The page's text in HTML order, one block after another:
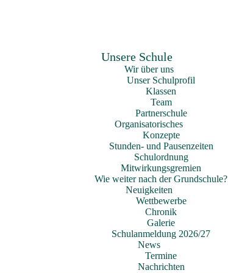
Unsere Schule
Wir über uns
Unser Schulprofil
Klassen
Team
Partnerschule
Organisatorisches
Konzepte
Stunden- und Pausenzeiten
Schulordnung
Mitwirkungsgremien
Wie weiter nach der Grundschule?
Neuigkeiten
Wettbewerbe
Chronik
Galerie
Schulanmeldung 2026/27
News
Termine
Nachrichten